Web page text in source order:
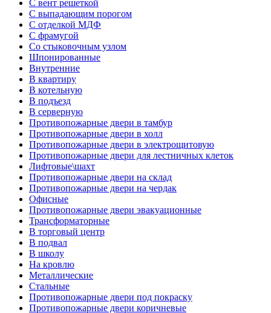
С вент решеткой
С выпадающим порогом
С отделкой МДФ
С фрамугой
Со стыковочным узлом
Шпонированные
Внутренние
В квартиру
В котельную
В подъезд
В серверную
Противопожарные двери в тамбур
Противопожарные двери в холл
Противопожарные двери в электрощитовую
Противопожарные двери для лестничных клеток
Лифтовые\шахт
Противопожарные двери на склад
Противопожарные двери на чердак
Офисные
Противопожарные двери эвакуационные
Трансформаторные
В торговый центр
В подвал
В школу
На кровлю
Металлические
Стальные
Противопожарные двери под покраску
Противопожарные двери коричневые